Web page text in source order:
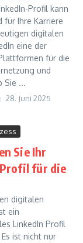
Profil kann
für Ihre Karriere
digitalen
eine der
für die
und
Sie ...
28. Juni 2025
Sie Ihr
für die
digitalen
ein
LinkedIn Profil
ist nicht nur